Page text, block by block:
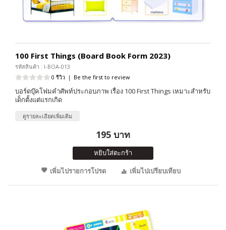
100 First Things (Board Book Form 2023)
รหัสสินค้า : I-BOA-013
0 รีวิว | Be the first to review
บอร์ดบุ๊คโฟมคำศัพท์ประกอบภาพ เรื่อง 100 First Things เหมาะสำหรับ
เด็กตั้งแต่แรกเกิด
ดูรายละเอียดเพิ่มเติม
195 บาท
หยิบใส่ตะกร้า
เพิ่มไปรายการโปรด
เพิ่มไปเปรียบเทียบ